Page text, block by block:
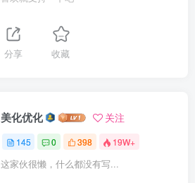
分享 收藏
美化优化 关注
145 0 398 19W+
这家伙很懒，什么都没有写...